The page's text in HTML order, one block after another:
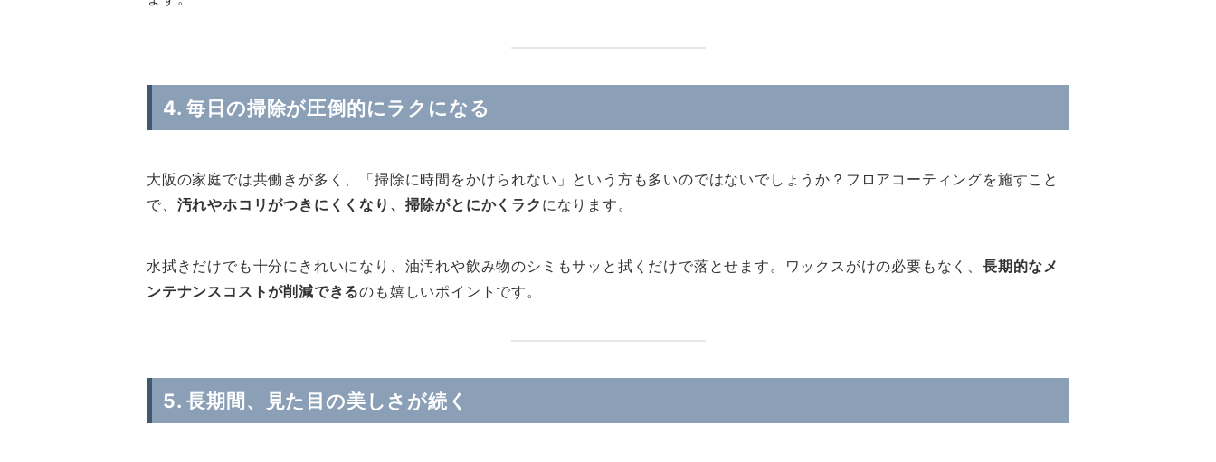
4. 毎日の掃除が圧倒的にラクになる
大阪の家庭では共働きが多く、「掃除に時間をかけられない」という方も多いのではないでしょうか？フロアコーティングを施すこと
で、 汚れやホコリがつきにくくなり、掃除がとにかくラク になります。
水拭きだけでも十分にきれいになり、油汚れや飲み物のシミもサッと拭くだけで落とせます。ワックスがけの必要もなく、 長期的なメ
ンテナンスコストが削減できるのも嬉しいポイントです。
5. 長期間、見た目の美しさが続く